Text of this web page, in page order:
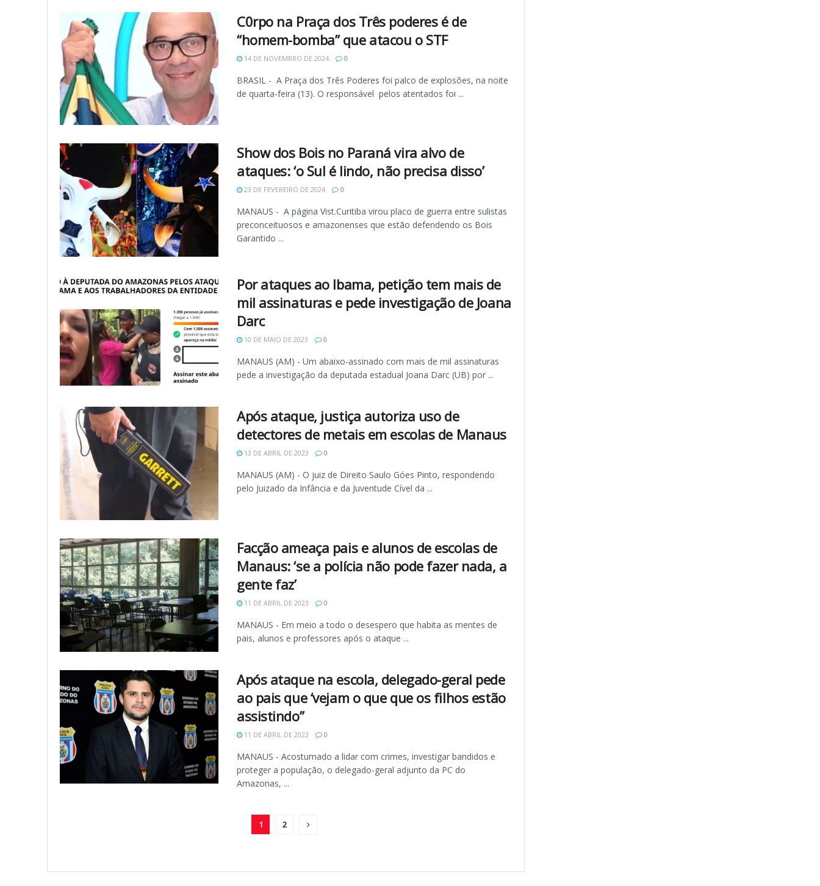
C0rpo na Praça dos Três poderes é de
“homem-bomba” que atacou o STF
14 DE NOVEMBRO DE 2024 0
BRASIL - A Praça dos Três Poderes foi palco de explosões, na noite
de quarta-feira (13). O responsável pelos atentados foi ...
Show dos Bois no Paraná vira alvo de
ataques: ‘o Sul é lindo, não precisa disso’
23 DE FEVEREIRO DE 2024 0
MANAUS - A página Vist.Curitiba virou placo de guerra entre sulistas
preconceituosos e amazonenses que estão defendendo os Bois
Garantido ...
Por ataques ao Ibama, petição tem mais de
mil assinaturas e pede investigação de Joana
Darc
10 DE MAIO DE 2023 0
MANAUS (AM) - Um abaixo-assinado com mais de mil assinaturas
pede a investigação da deputada estadual Joana Darc (UB) por ...
Após ataque, justiça autoriza uso de
detectores de metais em escolas de Manaus
13 DE ABRIL DE 2023 0
MANAUS (AM) - O juiz de Direito Saulo Góes Pinto, respondendo
pelo Juizado da Infância e da Juventude Cível da ...
Facção ameaça pais e alunos de escolas de
Manaus: ‘se a polícia não pode fazer nada, a
gente faz’
11 DE ABRIL DE 2023 0
MANAUS - Em meio a todo o desespero que habita as mentes de
pais, alunos e professores após o ataque ...
Após ataque na escola, delegado-geral pede
ao pais que ‘vejam o que que os filhos estão
assistindo”
11 DE ABRIL DE 2023 0
MANAUS - Acostumado a lidar com crimes, investigar bandidos e
proteger a população, o delegado-geral adjunto da PC do
Amazonas, ...
1 2